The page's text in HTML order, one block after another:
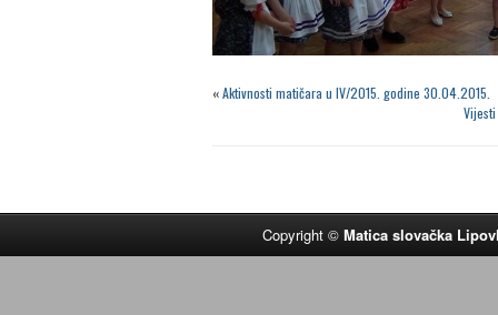
«Aktivnosti matičara u IV/2015. godine 30.04.2015.
Copyright ©Matica slovačka